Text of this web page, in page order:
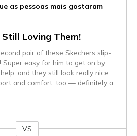
as pessoas mais gostaram
Loving Them!
pair of these Skechers slip-
Super easy for him to get on by
and they still look really nice
and comfort, too — definitely a
VS